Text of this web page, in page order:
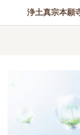
浄土真宗本願